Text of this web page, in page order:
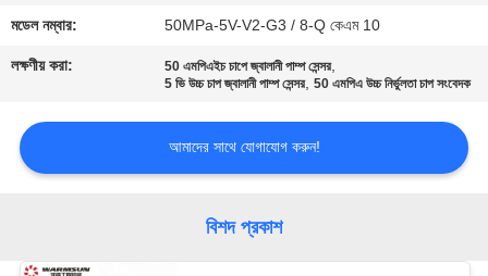
PRIVACY
POLICY
মডেল নম্বার: 50MPa-5V-V2-G3 / 8-Q কেএম 10
লক্ষণীয় করা: 50 এমপিএইচ চাপে জ্বালানী পাম্প সেন্সর,
5 ভি উচ্চ চাপ জ্বালানী পাম্প সেন্সর,50 এমপিএ উচ্চ নির্ভুলতা চাপ সংবেদক
আমাদের সাথে যোগাযোগ করুন!
বিশদ প্রকাশ